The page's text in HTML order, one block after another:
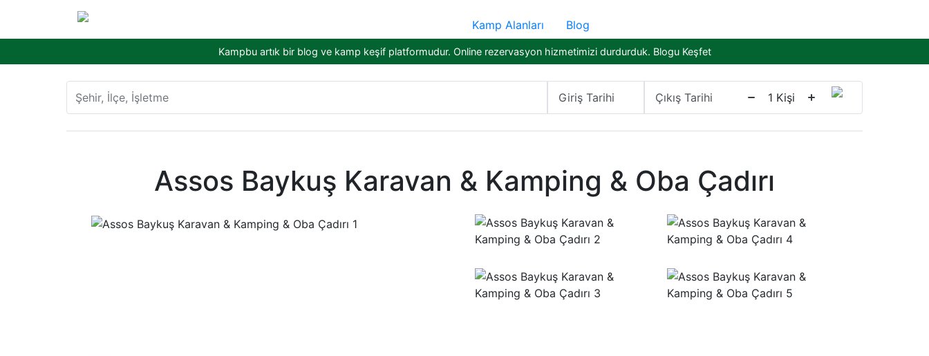
Kamp Alanları Blog
Kampbu artık bir blog ve kamp keşif platformudur. Online rezervasyon hizmetimizi durdurduk. Blogu Keşfet
Giriş Tarihi Çıkış Tarihi 1 Kişi
Assos Baykuş Karavan & Kamping & Oba Çadırı